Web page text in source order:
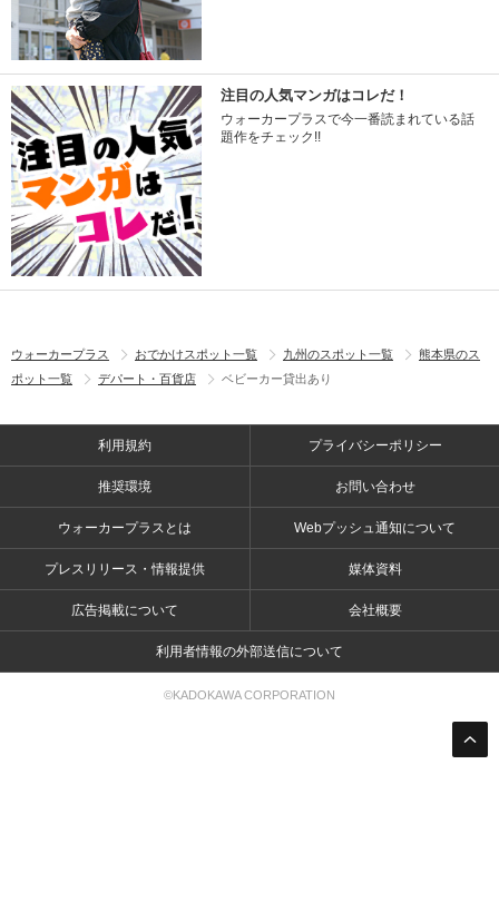
注目の人気マンガはコレだ！
ウォーカープラスで今一番読まれている話
題作をチェック!!
ウォーカープラス おでかけスポット一覧 九州のスポット一覧
熊本県のス
ポット一覧
デパート・百貨店 ベビーカー貸出あり
利用規約 プライバシーポリシー
推奨環境 お問い合わせ
ウォーカープラスとは Webプッシュ通知について
プレスリリース・情報提供 媒体資料
広告掲載について 会社概要
利用者情報の外部送信について
©KADOKAWA CORPORATION